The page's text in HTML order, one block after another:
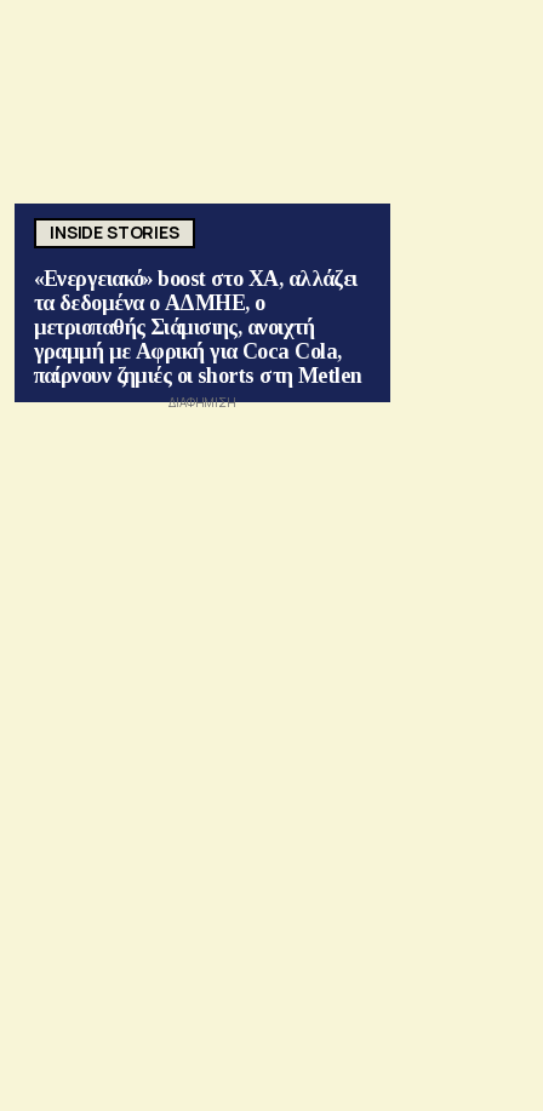
INSIDE STORIES
«Ενεργειακό» boost στο ΧΑ, αλλάζει
τα δεδομένα ο ΑΔΜΗΕ, ο
μετριοπαθής Σιάμισιης, ανοιχτή
γραμμή με Αφρική για Coca Cola,
παίρνουν ζημιές οι shorts στη Metlen